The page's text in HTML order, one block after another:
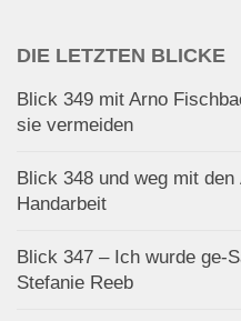
DIE LETZTEN BLICKE
Blick 349 mit Arno
sie vermeiden
Blick 348 und weg mit
Handarbeit
Blick 347 – Ich wurde ge-
Stefanie Reeb